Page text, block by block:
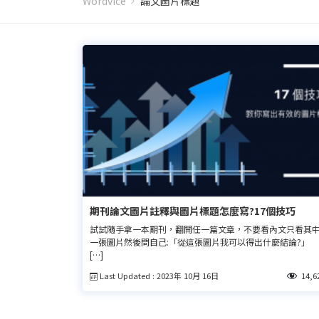
期刊論文圖片註釋與圖片標題怎麼寫?17個技巧
試試隨手拿一本期刊，翻開任一篇文章，不要看內文只看其
一張圖片然後問自己:「從這張圖片我可以得出什麼結論?」
[…]
Last Updated : 2023年 10月 16日